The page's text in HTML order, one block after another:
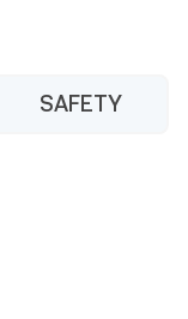
SAFETY